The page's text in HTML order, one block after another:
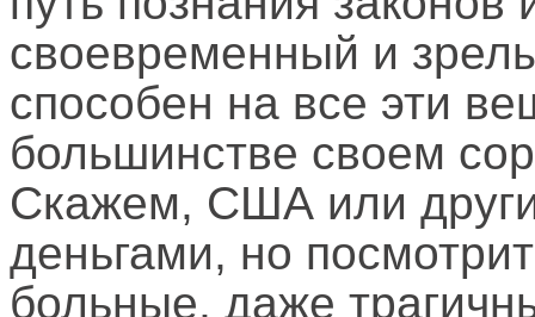
своевременный и
способен на все эти
большинстве своем
Скажем, США или
деньгами, но
больные, даже